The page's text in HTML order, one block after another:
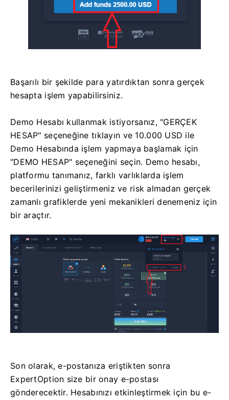
Başarılı bir şekilde para yatırdıktan sonra gerçek
hesapta işlem yapabilirsiniz.
Demo Hesabı kullanmak istiyorsanız, "GERÇEK
HESAP" seçeneğine tıklayın ve 10.000 USD ile
Demo Hesabında işlem yapmaya başlamak için
"DEMO HESAP" seçeneğini seçin. Demo hesabı,
platformu tanımanız, farklı varlıklarda işlem
becerilerinizi geliştirmeniz ve risk almadan gerçek
zamanlı grafiklerde yeni mekanikleri denemeniz için
bir araçtır.
Son olarak, e-postanıza eriştikten sonra
ExpertOption size bir onay e-postası
gönderecektir. Hesabınızı etkinleştirmek için bu e-